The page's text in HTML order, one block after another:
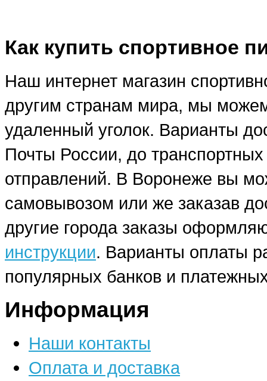
Как купить спортивное
Наш интернет магазин
другим странам мира, мы
удаленный уголок. Варианты
Почты России, до
отправлений. В Воронеже вы
самовывозом или же заказав
другие города заказы
инструкции. Варианты оплаты
популярных банков и
Информация
Наши контакты
Оплата и доставка